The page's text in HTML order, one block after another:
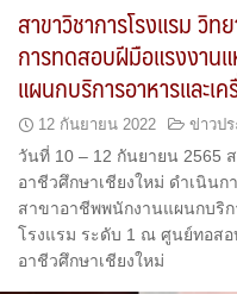
สาขาวิชาการโรงแรม วิ
การทดสอบฝีมือแรงงาน
แผนกบริการอาหารและเ
12 กันยายน 2022 ข่าวป
วันที่ 10 – 12 กันยายน 2565
อาชีวศึกษาเชียงใหม่ ดำเนิน
สาขาอาชีพพนักงานแผนกบริก
โรงแรม ระดับ 1 ณ ศูนย์ทอส
อาชีวศึกษาเชียงใหม่